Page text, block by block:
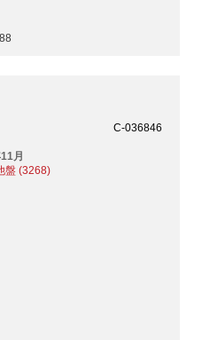
C-036846
月
盤 (3268)